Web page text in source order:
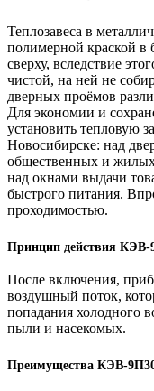
Теплозавеса в
полимерной краской в
сверху, вследствие
чистой, на ней не
дверных проёмов
Для экономии и
установить тепловую
Новосибирске: над
общественных и
над окнами выдачи
быстрого питания.
проходимостью.
Принцип действия КЭВ-
После включения,
воздушный поток,
попадания холодного
пыли и насекомых.
Преимущества КЭВ-